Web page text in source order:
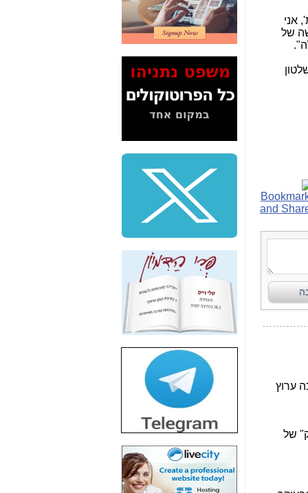
אני
של
2" על תעלולי השר
משה כחלון -כאן
הסלולר" ואיך מסרסים
את הנתונים לציבור -
כאן
סיכום ביקור בסיליקון
שלמה פילבר (עד
לאחרונה מנכ"ל משרד
התקשורת) - עד
מדינה? הצחקתם
"יש אפליה בחקירה"?
חשיפה: למה השר
משה כחלון לא נחקר
עד היום? -
כאן
הדומה לזו של "תיק
4000" אך בתחום
הסלולר -
חשיפת מה שלא
רוצים שתדעו בעניין
פריסת אנלימיטד
(בניחוח בלתי נסבל) -
כאן
חשיפה: איוב קרא
אישר לקבוצת סלקום
בדיוק מה שביבי אישר